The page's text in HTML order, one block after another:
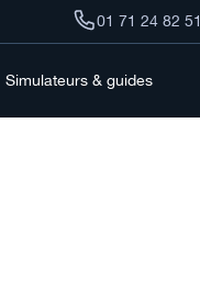
01 71 24 82 51
Simulateurs & guides